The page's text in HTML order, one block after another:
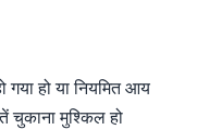
गया हो या नियमित आय
चुकाना मुश्किल हो